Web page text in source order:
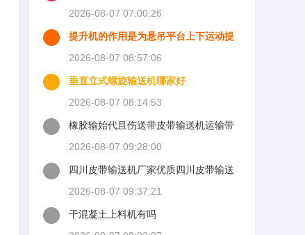
2026-08-07 07:00:26
提升机的作用是为悬吊平台上下运动提
2026-08-07 08:57:06
垂直立式螺旋输送机哪家好
2026-08-07 08:14:53
橡胶输始代且伤送带皮带输送机运输带
2026-08-07 09:28:00
四川皮带输送机厂家优质四川皮带输送
2026-08-07 09:37:21
干混凝土上料机有吗